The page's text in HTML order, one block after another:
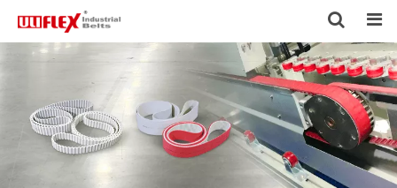
Search